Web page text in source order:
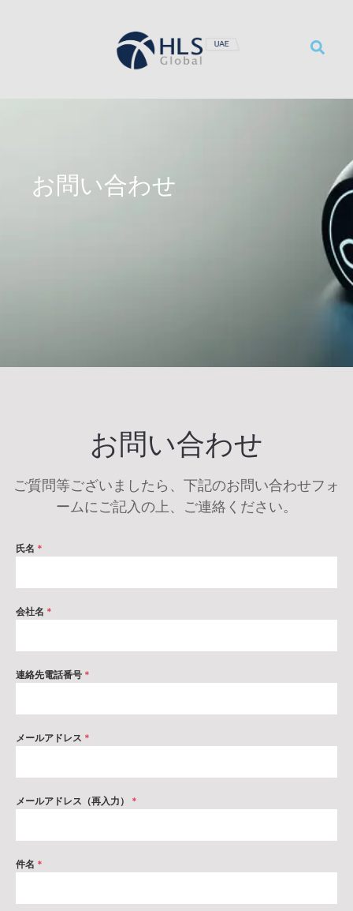
お問い合わせ
お問い合わせ
ご質問等ございましたら、下記のお問い合わせフォ
ームにご記入の上、ご連絡ください。
氏名 *
会社名 *
連絡先電話番号 *
メールアドレス *
メールアドレス（再入力） *
件名 *